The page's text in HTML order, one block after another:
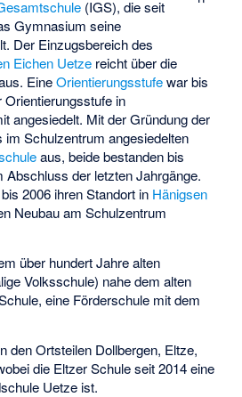
(IGS), die seit
Gymnasium seine
Der Einzugsbereich des
Eichen Uetze reicht über die
EineOrientierungsstufewar bis
in
angesiedelt. Mit der Gründung der
im Schulzentrum angesiedelten
aus, beide bestanden bis
Abschluss der letzten Jahrgänge.
2006 ihren Standort in Hänigsen
Neubau am Schulzentrum
über hundert Jahre alten
Volksschule) nahe dem alten
, eine Förderschule mit dem
den Ortsteilen Dollbergen, Eltze,
die Eltzer Schule seit 2014 eine
Uetze ist.